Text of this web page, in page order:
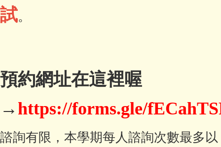
試。
預約網址在這裡喔
→https://forms.gle/
諮詢有限，本學期每人諮詢次數最多以